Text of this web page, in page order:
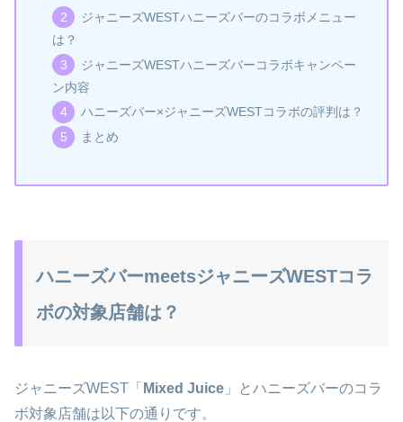
ジャニーズWESTハニーズバーのコラボメニュー
は？
ジャニーズWESTハニーズバーコラボキャンペー
ン内容
ハニーズバー×ジャニーズWESTコラボの評判は？
まとめ
ハニーズバーmeetsジャニーズWESTコラ
ボの対象店舗は？
ジャニーズWEST「 Mixed Juice 」とハニーズバーのコラ
ボ対象店舗は以下の通りです。